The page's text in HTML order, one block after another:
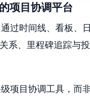
项目协调平台
过时间线、看板、
系、里程碑追踪与
项目协调工具，而